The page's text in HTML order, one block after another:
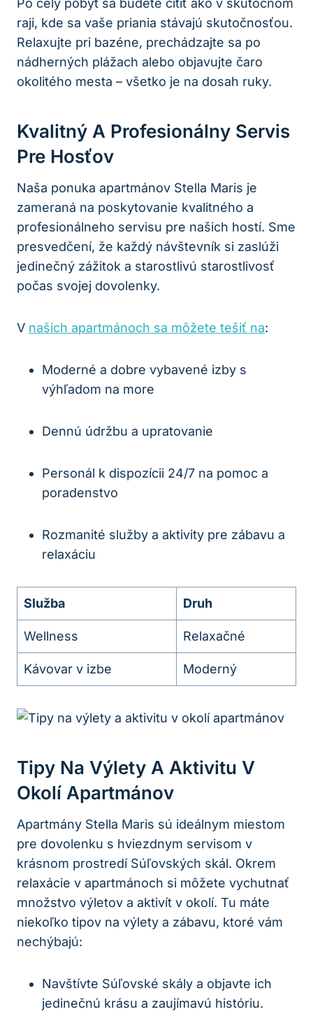
Po celý pobyt sa budete cítiť ako v skutočnom
raji, kde sa vaše priania stávajú skutočnosťou.
Relaxujte pri bazéne, prechádzajte sa po
nádherných plážach alebo objavujte čaro
okolitého mesta – všetko je na dosah ruky.
Kvalitný A Profesionálny Servis
Pre Hosťov
Naša ponuka apartmánov Stella Maris je
zameraná na poskytovanie kvalitného a
profesionálneho servisu pre našich hostí. Sme
presvedčení, že každý návštevník si zaslúži
jedinečný zážitok a starostlivú starostlivosť
počas svojej dovolenky.
V našich apartmánoch sa môžete tešiť na:
Moderné a dobre vybavené izby s
výhľadom na more
Dennú údržbu a upratovanie
Personál k dispozícii 24/7 na pomoc a
poradenstvo
Rozmanité služby a aktivity pre zábavu a
relaxáciu
Služba Druh
Wellness Relaxačné
Kávovar v izbe Moderný
Tipy Na Výlety A Aktivitu V
Okolí Apartmánov
Apartmány Stella Maris sú ideálnym miestom
pre dovolenku s hviezdnym servisom v
krásnom prostredí Súľovských skál. Okrem
relaxácie v apartmánoch si môžete vychutnať
množstvo výletov a aktivít v okolí. Tu máte
niekoľko tipov na výlety a zábavu, ktoré vám
nechýbajú:
Navštívte Súľovské skály a objavte ich
jedinečnú krásu a zaujímavú históriu.